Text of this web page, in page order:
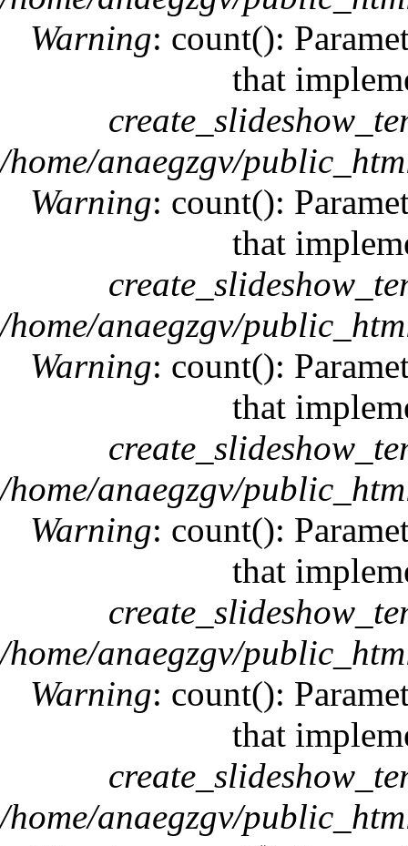
Warning: count():
that
/home/anaegzgv/
Warning: count():
that
/home/anaegzgv/
Warning: count():
that
/home/anaegzgv/
Warning: count():
that
/home/anaegzgv/
Warning: count():
that
/home/anaegzgv/